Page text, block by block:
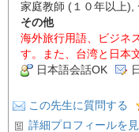
家庭教師 (１０年以上),
その他
海外旅行用語、ビジネ
す。また、台湾と日本
日本語会話OK
この先生に質問する
詳細プロフィールを